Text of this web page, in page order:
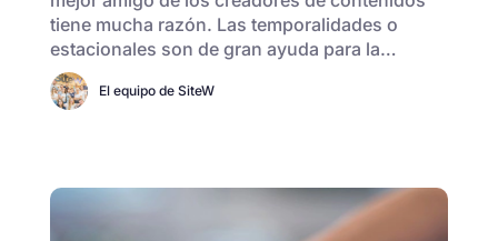
tiene mucha razón. Las temporalidades o
estacionales son de gran ayuda para la…
El equipo de SiteW